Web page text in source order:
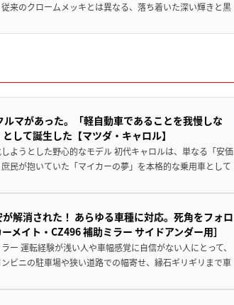
来のクロームメッキとは異なる、落ち着いた深い輝きと黒
マがあった。「軽自動車であることを我慢しな
して誕生した【マツダ・キャロル】
ようとした野心的なモデル 初代キャロルは、単なる「安価
民が抱いていた「マイカーの夢」を本格的な乗用車として
解消された！ あらゆる車種に対応。死角をフォロ
メイト・CZ496 補助ミラー サイドアンダー用］
ー 運転経験が浅い人や車幅感覚に自信がない人にとって、
ビニの駐車場や狭い道路での幅寄せ、縁石ギリギリまで車